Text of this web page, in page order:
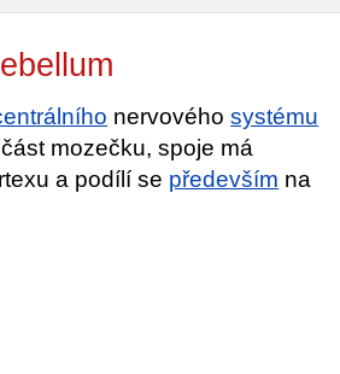
nervovéhosystému
mozečku, spoje má
a podílí se především na